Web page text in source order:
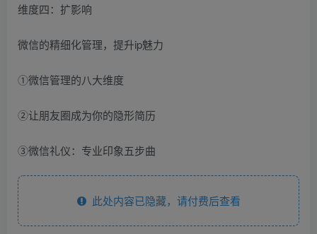
维度四：扩影响
微信的精细化管理，提升ip魅力
①微信管理的八大维度
②让朋友圈成为你的隐形简历
③微信礼仪：专业印象五步曲
此处内容已隐藏，请付费后查看